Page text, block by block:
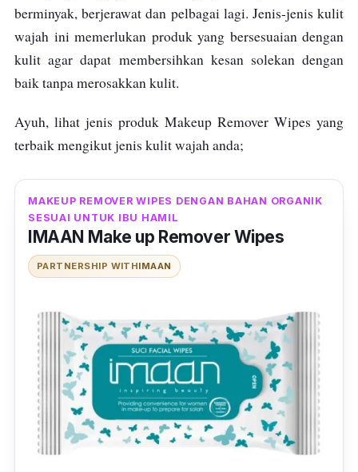
berminyak, berjerawat dan pelbagai lagi. Jenis-jenis kulit
wajah ini memerlukan produk yang bersesuaian dengan
kulit agar dapat membersihkan kesan solekan dengan
baik tanpa merosakkan kulit.
Ayuh, lihat jenis produk Makeup Remover Wipes yang
terbaik mengikut jenis kulit wajah anda;
MAKEUP REMOVER WIPES DENGAN BAHAN ORGANIK
SESUAI UNTUK IBU HAMIL
IMAAN Make up Remover Wipes
PARTNERSHIP WITHIMAAN